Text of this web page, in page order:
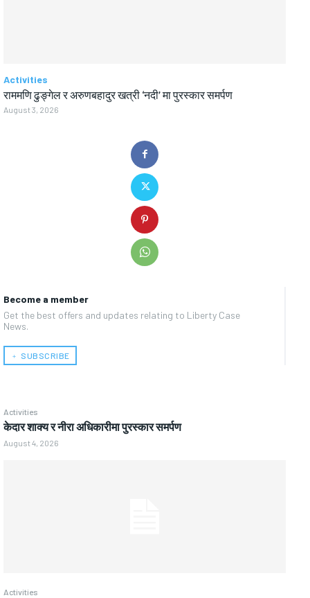
Become a member
Get the best offers and updates relating to Liberty Case
News.
﹢ SUBSCRIBE
Activities
केदार शाक्य र नीरा अधिकारीमा पुरस्कार समर्पण
August 4, 2026
Activities
Activities
राममणि ढुङ्गेल र अरुणबहादुर खत्री ‘नदी’ मा पुरस्कार समर्पण
August 3, 2026